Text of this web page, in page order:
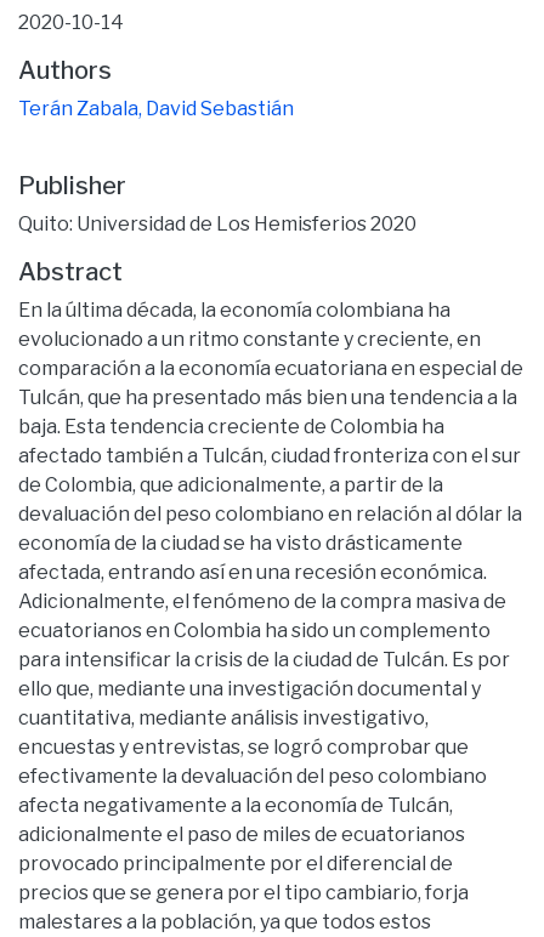
2020-10-14
Authors
Terán Zabala, David Sebastián
Publisher
Quito: Universidad de Los Hemisferios 2020
Abstract
En la última década, la economía colombiana ha
evolucionado a un ritmo constante y creciente, en
comparación a la economía ecuatoriana en especial de
Tulcán, que ha presentado más bien una tendencia a la
baja. Esta tendencia creciente de Colombia ha
afectado también a Tulcán, ciudad fronteriza con el sur
de Colombia, que adicionalmente, a partir de la
devaluación del peso colombiano en relación al dólar la
economía de la ciudad se ha visto drásticamente
afectada, entrando así en una recesión económica.
Adicionalmente, el fenómeno de la compra masiva de
ecuatorianos en Colombia ha sido un complemento
para intensificar la crisis de la ciudad de Tulcán. Es por
ello que, mediante una investigación documental y
cuantitativa, mediante análisis investigativo,
encuestas y entrevistas, se logró comprobar que
efectivamente la devaluación del peso colombiano
afecta negativamente a la economía de Tulcán,
adicionalmente el paso de miles de ecuatorianos
provocado principalmente por el diferencial de
precios que se genera por el tipo cambiario, forja
malestares a la población, ya que todos estos